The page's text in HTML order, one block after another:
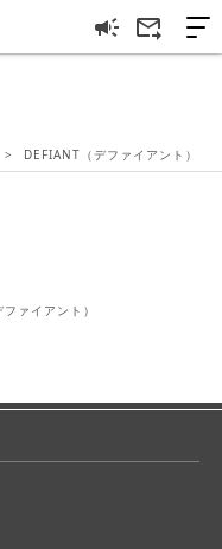
campaign forward_to_inbox
DEFIANT（デファイアント）
ァイアント）